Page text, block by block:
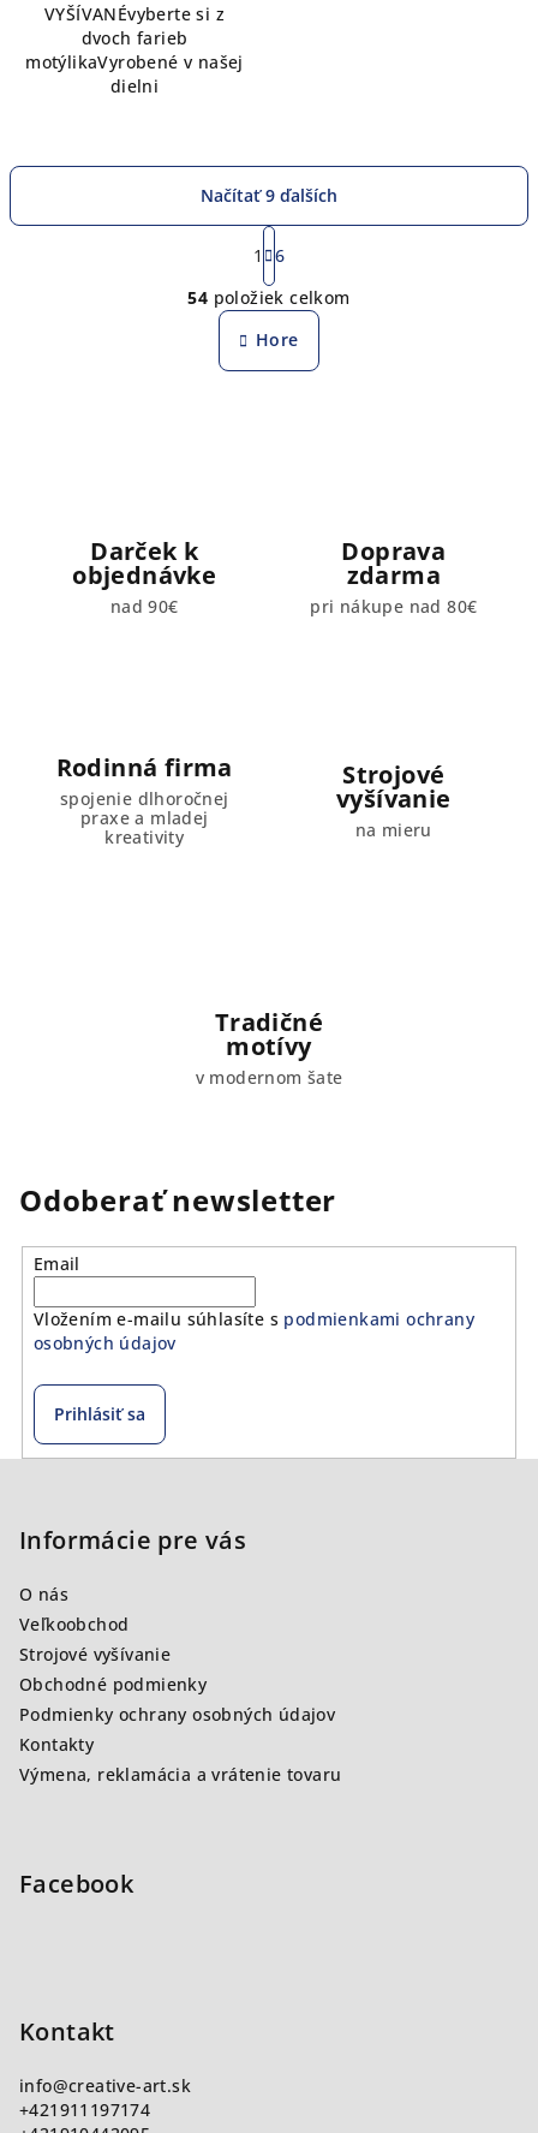
VYŠÍVANÉvyberte si z
dvoch farieb
motýlikaVyrobené v našej
dielni
O
v
l
á
Načítať 9 ďalších
S
t
r
á
n
k
o
1
6
54 položiek celkom
Hore
Darček k
objednávke
nad 90€
Doprava
zdarma
pri nákupe nad 80€
Rodinná firma
spojenie dlhoročnej
praxe a mladej
kreativity
Strojové
vyšívanie
na mieru
Tradičné
motívy
v modernom šate
Odoberať newsletter
Email
Vložením e-mailu súhlasíte s podmienkami ochrany
osobných údajov
Prihlásiť sa
Informácie pre vás
O nás
Veľkoobchod
Strojové vyšívanie
Obchodné podmienky
Podmienky ochrany osobných údajov
Kontakty
Výmena, reklamácia a vrátenie tovaru
Facebook
Kontakt
info@creative-art.sk
+421911197174